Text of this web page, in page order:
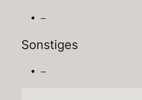
–
Sonstiges
–